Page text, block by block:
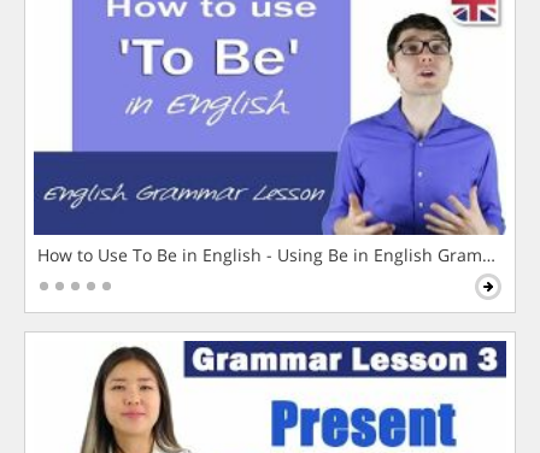
How to Use To Be in English - Using Be in English Grammar